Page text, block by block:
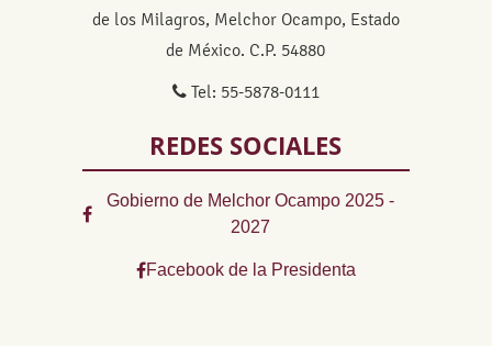
de los Milagros, Melchor Ocampo, Estado
de México. C.P. 54880
Tel: 55-5878-0111
REDES SOCIALES
Gobierno de Melchor Ocampo 2025 -
2027
Facebook de la Presidenta